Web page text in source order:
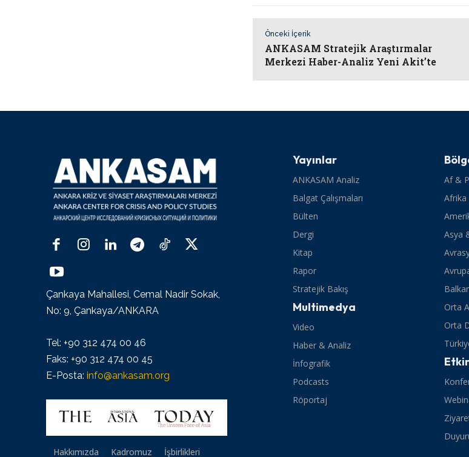
Önceki İçerik
ANKASAM Stratejik Araştırmalar
Merkezi Haber-Analiz Yeni Akit’te
Çankaya Mahallesi, Cemal Nadir Sokak,
No: 9, Çankaya/ANKARA
Tel: +90 312 474 00 46
Faks: +90 312 474 00 45
E-Posta: info@ankasam.org
Hakkımızda Kadromuz İşbirlikleri
Yayınlar
ANKASAM Analiz
Balgat Çalışmaları
Bülten
Dergi
Kitap
Rapor
Stratejik Bakış
Multimedya
Video
Haber & Analiz
İnfografik
Podcasts
Röportaj
Af &
Afrika
Asya
Orta
Orta